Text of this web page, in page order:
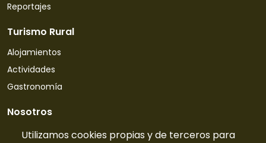
Utilizamos cookies propias y de terceros para
Reportajes
Turismo Rural
Alojamientos
Actividades
Gastronomía
Nosotros
Quiénes somos